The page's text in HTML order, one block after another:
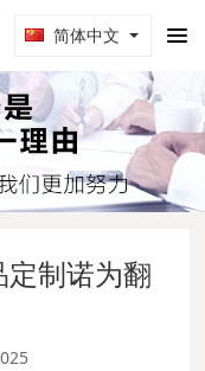
简体中文
制诺为翻